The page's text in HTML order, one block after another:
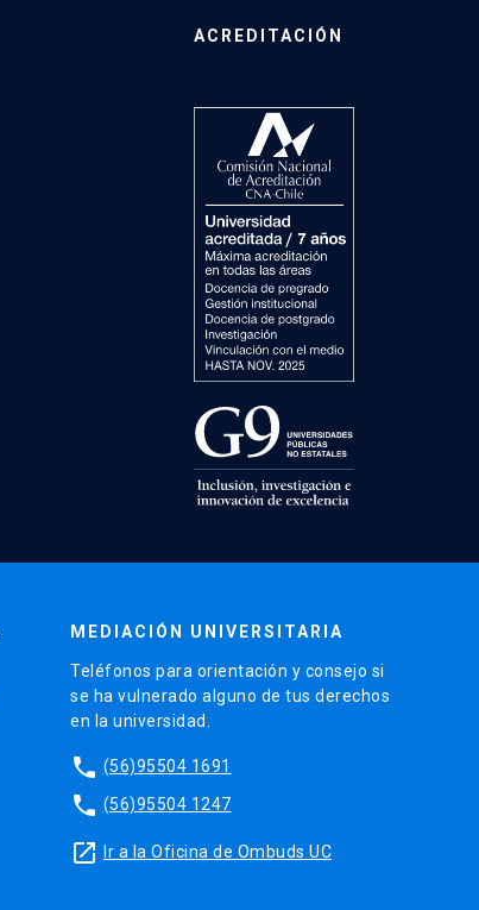
ACREDITACIÓN
MEDIACIÓN UNIVERSITARIA
Teléfonos para orientación y consejo si
se ha vulnerado alguno de tus derechos
en la universidad.
phone (56)95504 1691
phone (56)95504 1247
launch Ir a la Oficina de Ombuds UC